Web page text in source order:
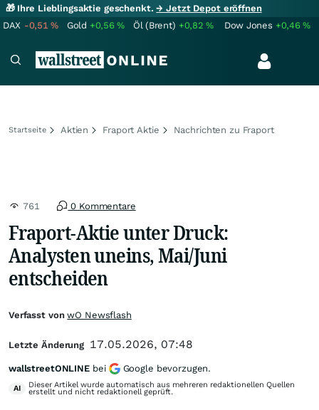
🎁 Ihre Lieblingsaktie geschenkt.→ Jetzt Depot eröffnen
DAX -0,51% Gold +0,56% Öl (Brent) +0,82% Dow Jones +0,46%
Startseite Aktien Fraport Aktie Nachrichten zu Fraport
761 0 Kommentare
Fraport-Aktie unter Druck:
Analysten uneins, Mai/Juni
entscheiden
Verfasst vonwO Newsflash
Letzte Änderung 17.05.2026, 07:48
wallstreetONLINE bei Google bevorzugen.
AI Dieser Artikel wurde automatisch aus mehreren redaktionellen Quellen
erstellt und nicht redaktionell geprüft.